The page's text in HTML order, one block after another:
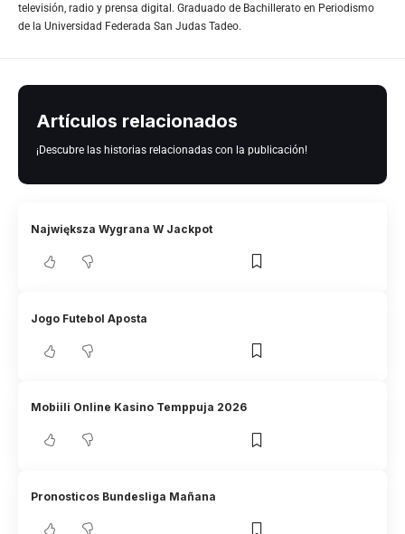
televisión, radio y prensa digital. Graduado de Bachillerato en Periodismo
de la Universidad Federada San Judas Tadeo.
Artículos relacionados
¡Descubre las historias relacionadas con la publicación!
Największa Wygrana W Jackpot
Jogo Futebol Aposta
Mobiili Online Kasino Temppuja 2026
Pronosticos Bundesliga Mañana